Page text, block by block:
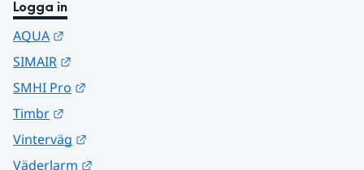
Logga in
AQUA
SIMAIR
SMHI Pro
Timbr
Vinterväg
Väderlarm